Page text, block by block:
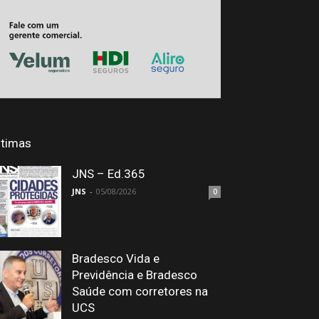
JNS – Ed.365
JNS - 05/08/2026 0
Bradesco Vida e
Previdência e Bradesco
Saúde com corretores na
UCS